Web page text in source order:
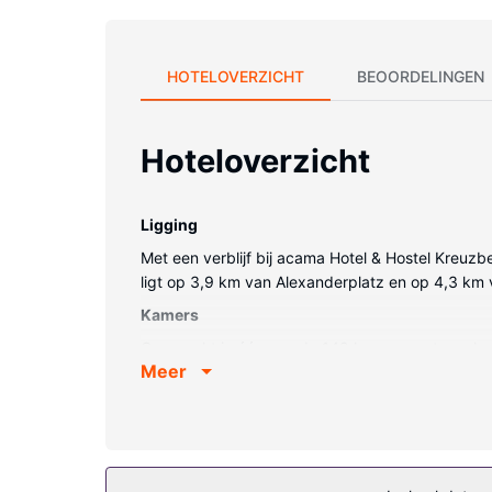
HOTELOVERZICHT BEOORDELINGEN
Hoteloverzicht
Ligging
Met een verblijf bij acama Hotel & Hostel
ligt op 3,9 km van Alexanderplatz en op 4,3 km
Kamers
een douche zijn voorzien. Bij de voorzieningen
Meer